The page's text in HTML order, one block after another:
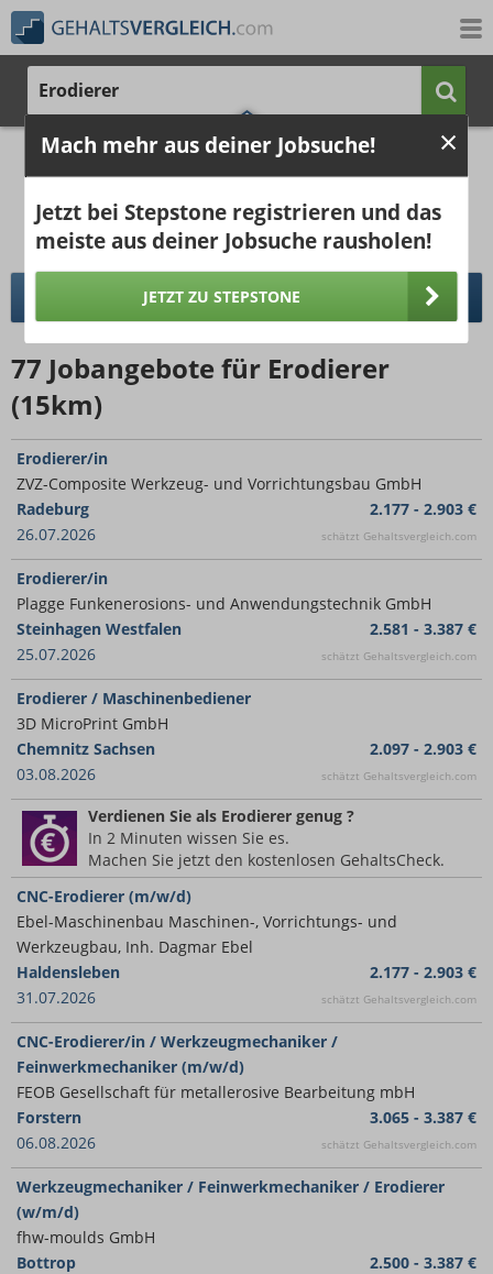
Ergebnisse verbessern -
jetzt Ort hinzufügen!
Ort hinzufügen
Erodierer
2.861 € 4.164 €
Bruttogehalt bei 40 Wochenstunden.
pro Jahr pro Monat
DETAILLIERTER GEHALTSVERGLEICH
77 Jobangebotefür Erodierer
(15km)
Erodierer/in
ZVZ-Composite Werkzeug- und Vorrichtungsbau GmbH
Radeburg
26.07.2026
2.177 - 2.903 €
schätzt Gehaltsvergleich.com
Erodierer/in
Plagge Funkenerosions- und Anwendungstechnik GmbH
Steinhagen Westfalen
25.07.2026
2.581 - 3.387 €
schätzt Gehaltsvergleich.com
Erodierer / Maschinenbediener
3D MicroPrint GmbH
Chemnitz Sachsen
03.08.2026
2.097 - 2.903 €
schätzt Gehaltsvergleich.com
Verdienen Sie als Erodierer genug ?
In 2 Minuten wissen Sie es.
Machen Sie jetzt den kostenlosen GehaltsCheck.
CNC-Erodierer (m/w/d)
Ebel-Maschinenbau Maschinen-, Vorrichtungs- und
Werkzeugbau, Inh. Dagmar Ebel
Haldensleben
31.07.2026
2.177 - 2.903 €
schätzt Gehaltsvergleich.com
CNC-Erodierer/in / Werkzeugmechaniker /
Feinwerkmechaniker (m/w/d)
FEOB Gesellschaft für metallerosive Bearbeitung mbH
Forstern
06.08.2026
3.065 - 3.387 €
schätzt Gehaltsvergleich.com
Werkzeugmechaniker / Feinwerkmechaniker / Erodierer
(w/m/d)
fhw-moulds GmbH
Bottrop
2.500 - 3.387 €
Mach mehr aus deiner Jobsuche!
Jetzt bei Stepstone registrieren und das
meiste aus deiner Jobsuche rausholen!
JETZT ZU STEPSTONE